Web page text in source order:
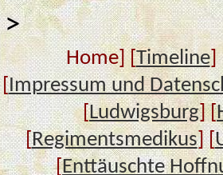
>
Home] [Timeline]
[Impressum und
[Ludwigsburg] [
[Regimentsmedikus] [
[Enttäuschte